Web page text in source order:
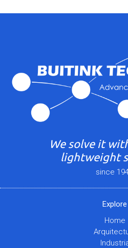
We solve it
lightweight
since
Explore
Home